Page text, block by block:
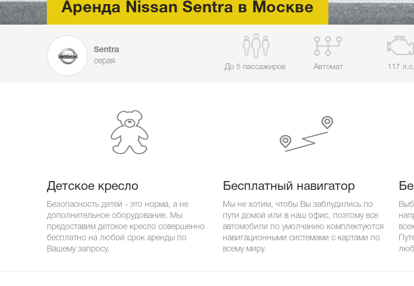
Аренда Nissan Sentra в Москве
Sentra
серая
До 5 пассажиров Автомат 117 л.с.
Детское кресло
Безопасность детей - это норма, а не
дополнительное оборудование. Мы
предоставим детское кресло совершенно
бесплатно на любой срок аренды по
Вашему запросу.
Бесплатный навигатор
Мы не хотим, чтобы Вы заблудились по
пути домой или в наш офис, поэтому все
автомобили по умолчанию комплектуются
навигационными системами с картами по
всему миру.